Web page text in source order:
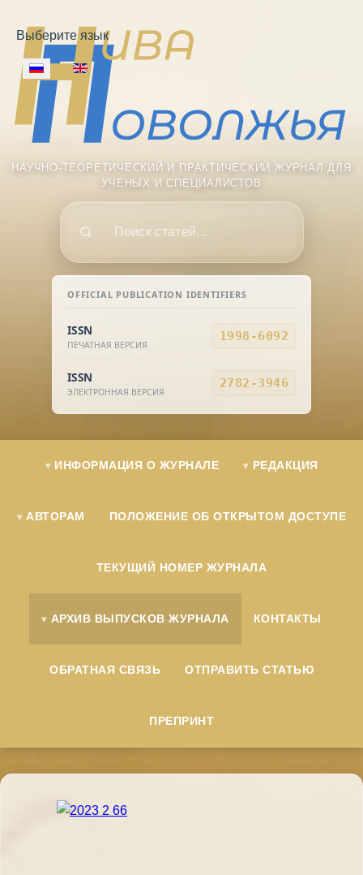
Выберите язык
OFFICIAL PUBLICATION IDENTIFIERS
ISSN
ПЕЧАТНАЯ ВЕРСИЯ
1998-6092
ISSN
ЭЛЕКТРОННАЯ ВЕРСИЯ
2782-3946
НАУЧНО-ТЕОРЕТИЧЕСКИЙ И ПРАКТИЧЕСКИЙ ЖУРНАЛ ДЛЯ
УЧЕНЫХ И СПЕЦИАЛИСТОВ
ИНФОРМАЦИЯ О ЖУРНАЛЕ РЕДАКЦИЯ
АВТОРАМ ПОЛОЖЕНИЕ ОБ ОТКРЫТОМ ДОСТУПЕ
ТЕКУЩИЙ НОМЕР ЖУРНАЛА
АРХИВ ВЫПУСКОВ ЖУРНАЛА КОНТАКТЫ
ОБРАТНАЯ СВЯЗЬ ОТПРАВИТЬ СТАТЬЮ
ПРЕПРИНТ